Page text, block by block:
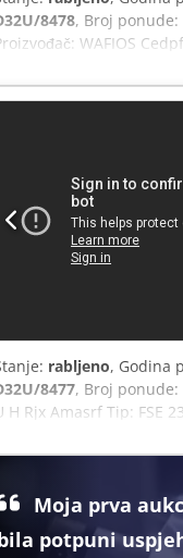
8478, Broj ponude:
WAFIOS
Unutarnji promjer
rabljeno, Godina
8477, Broj ponude:
H Rjx Amasrf Tip: FSE
Kapacitet - kom/min:
Moja prva
potpuni